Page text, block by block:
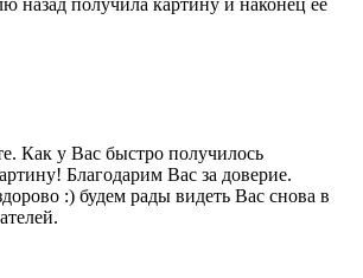
назад получила картину и наконец ее
Как у Вас быстро получилось
Благодарим Вас за доверие.
:) будем рады видеть Вас снова в